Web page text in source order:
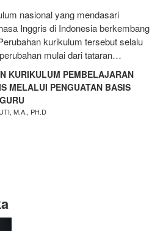
nasional yang mendasari
Inggris di Indonesia berkembang
kurikulum tersebut selalu
mulai dari tataran…
KURIKULUM PEMBELAJARAN
MELALUI PENGUATAN BASIS
M.A., PH.D